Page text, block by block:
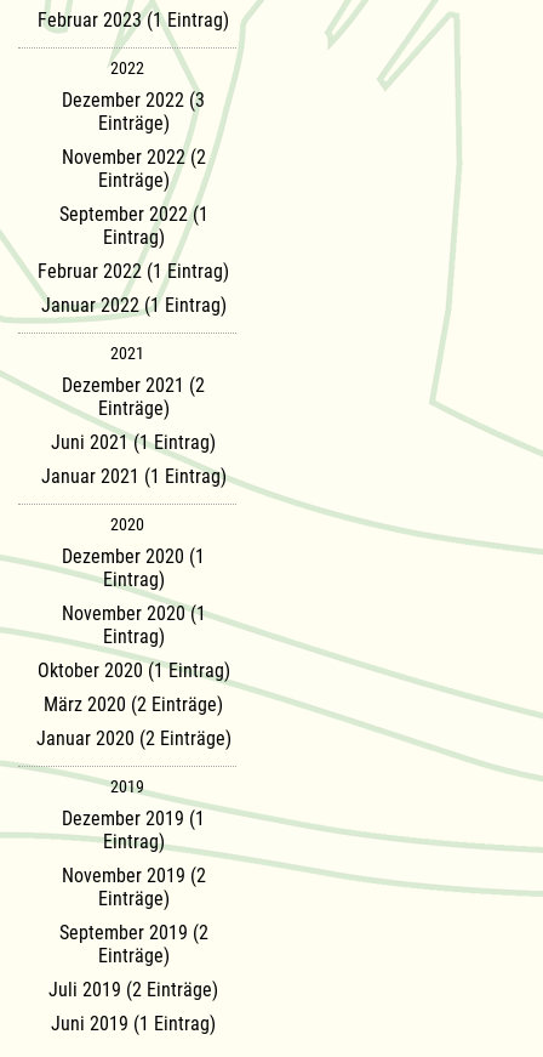
Februar 2023 (1 Eintrag)
2022
Dezember 2022 (3
Einträge)
November 2022 (2
Einträge)
September 2022 (1
Eintrag)
Februar 2022 (1 Eintrag)
Januar 2022 (1 Eintrag)
2021
Dezember 2021 (2
Einträge)
Juni 2021 (1 Eintrag)
Januar 2021 (1 Eintrag)
2020
Dezember 2020 (1
Eintrag)
November 2020 (1
Eintrag)
Oktober 2020 (1 Eintrag)
März 2020 (2 Einträge)
Januar 2020 (2 Einträge)
2019
Dezember 2019 (1
Eintrag)
November 2019 (2
Einträge)
September 2019 (2
Einträge)
Juli 2019 (2 Einträge)
Juni 2019 (1 Eintrag)